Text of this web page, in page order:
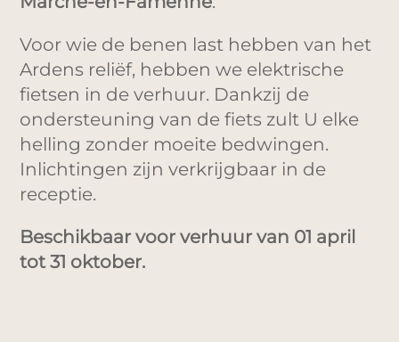
Voor wie de benen last hebben van het
Ardens reliëf, hebben we elektrische
fietsen in de verhuur. Dankzij de
ondersteuning van de fiets zult U elke
helling zonder moeite bedwingen.
Inlichtingen zijn verkrijgbaar in de
receptie.
Beschikbaar voor verhuur van 01 april
tot 31 oktober.